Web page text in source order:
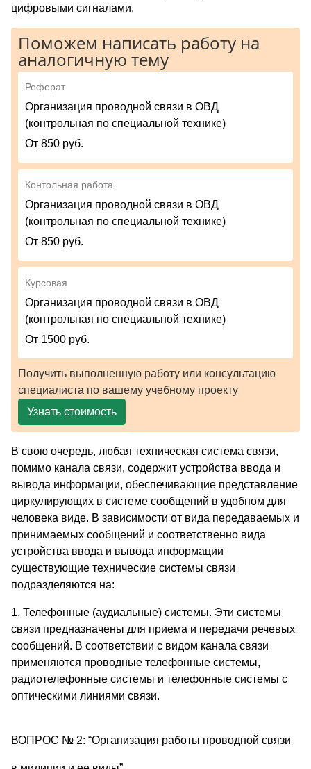
цифровыми сигналами.
Поможем написать работу на
аналогичную тему
Реферат
Организация проводной связи в ОВД
(контрольная по специальной технике)
От 850 руб.
Контольная работа
Организация проводной связи в ОВД
(контрольная по специальной технике)
От 850 руб.
Курсовая
Организация проводной связи в ОВД
(контрольная по специальной технике)
От 1500 руб.
Получить выполненную работу или консультацию
специалиста по вашему учебному проекту
Узнать стоимость
В свою очередь, любая техническая система связи,
помимо канала связи, содержит устройства ввода и
вывода информации, обеспечивающие представление
циркулирующих в системе сообщений в удобном для
человека виде. В зависимости от вида передаваемых и
принимаемых сообщений и соответственно вида
устройства ввода и вывода информации
существующие технические системы связи
подразделяются на:
1. Телефонные (аудиальные) системы. Эти системы
связи предназначены для приема и передачи речевых
сообщений. В соответствии с видом канала связи
применяются проводные телефонные системы,
радиотелефонные системы и телефонные системы с
оптическими линиями связи.
ВОПРОС № 2: “Организация работы проводной связи